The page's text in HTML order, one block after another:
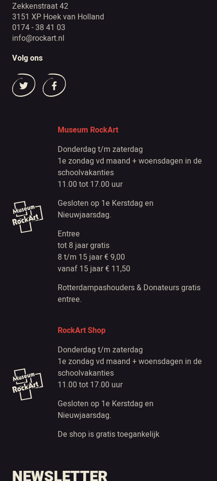
Zekkenstraat 42
3151 XP Hoek van Holland
0174 - 38 41 03
info@rockart.nl
Volg ons
Museum RockArt
Donderdag t/m zaterdag
1e zondag vd maand + woensdagen in de
schoolvakanties
11.00 tot 17.00 uur
Gesloten op 1e Kerstdag en
Nieuwjaarsdag.
Entree
tot 8 jaar gratis
8 t/m 15 jaar € 9,00
vanaf 15 jaar € 11,50
Rotterdampashouders & Donateurs gratis
entree.
RockArt Shop
Donderdag t/m zaterdag
1e zondag vd maand + woensdagen in de
schoolvakanties
11.00 tot 17.00 uur
Gesloten op 1e Kerstdag en
Nieuwjaarsdag.
De shop is gratis toegankelijk